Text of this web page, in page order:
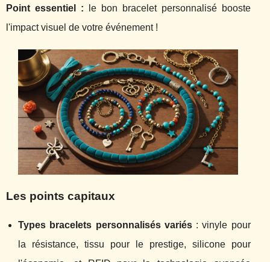
Point essentiel : le bon bracelet personnalisé booste
l'impact visuel de votre événement !
Les points capitaux
Types bracelets personnalisés variés: vinyle pour
la résistance, tissu pour le prestige, silicone pour